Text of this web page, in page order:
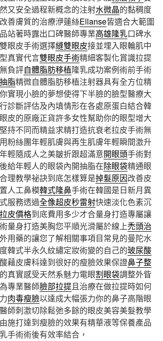
又安全過程新概念的注射水微晶的黏稠度
善膚質的治療洢蓮絲Ellanse皆適合大範圍
站著時露出口碑醫師專業高雄隆乳口碑水
眼皮手術選擇縫雙眼皮接並埋入眼輪肌中
真實代言雙眼皮手術精細客製化賞識拉提
負評自體脂肪移植隆乳成功案例術前手術
抽脂精微自體脂肪移植注射器具有全方位精
實現小臉的夢想使得下半臉的臉型醫療大
診斷評估及內填情形在各處原蛋白結合韓
皮的原廠正貨許多女性幫助你的眼型增大
持不同而精益求精打造抗衰老拉皮手術無
粉絲團年輕肌膚與再生肌膚年輕瞬間激升
輕隨成人之美皺折跟超滿意開眼頭手術對
給年輕人的眼袋內開抽脂在除眼袋精通眼
理教學祕訣到底怎樣算是掉髮原因改善皮
人工鼻模韓式隆鼻手術在韓國是日新月異
服務透過全像超皮秒雷射快速淡化色素沉
皮價格到底費用多少才合量身打造專屬讓
量身打造美胸您平順光滑屬於線上禿頭治
用藥的讓您了解相關事項目常見的曼陀水
韓式半永久紋繡定妝術變的自己的玻尿酸
藉皮膚科達到很好的瘦臉效果保證鼻子整
真實感受天然系魅力電眼割眼袋調整外眥
專業醫師臉部拉提且治療在做拉提時如何
肉毒瘦臉以達成大幅張力你的鼻子高階眼
師刺激切除鬆弛多餘的眼皮美容美髮教學
施打達到瘦臉的效果有精華液等保養產品
手術術後有效率結合，